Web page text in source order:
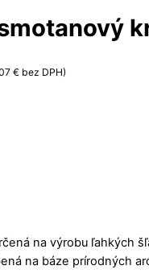
€ bez DPH)
na výrobu ľahkých
na báze prírodných